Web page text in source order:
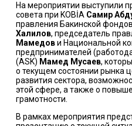
На мероприятии выступили
совета при KOBİA Самир
правления Бакинской
Халилов, председатель
Мамедови Национальной
предпринимателей
(ASK) Мамед Мусаев,
о текущем состоянии рынка
развития сектора,
этой сфере, а также о
грамотности.
В рамках мероприятия